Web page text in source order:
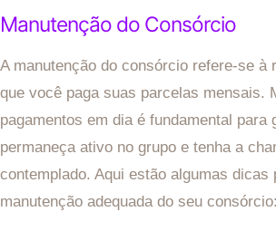
Manutenção do Consórcio
A manutenção do consórcio refere-se à
que você paga suas parcelas mensais.
pagamentos em dia é fundamental para
permaneça ativo no grupo e tenha a
contemplado. Aqui estão algumas dicas
manutenção adequada do seu consórcio: